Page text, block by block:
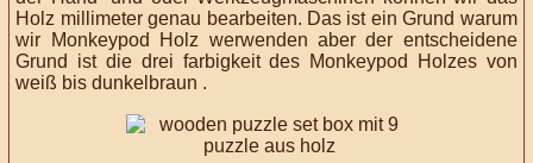
Holz millimeter genau bearbeiten. Das ist ein Grund warum
wir Monkeypod Holz werwenden aber der entscheidene
Grund ist die drei farbigkeit des Monkeypod Holzes von
weiß bis dunkelbraun .